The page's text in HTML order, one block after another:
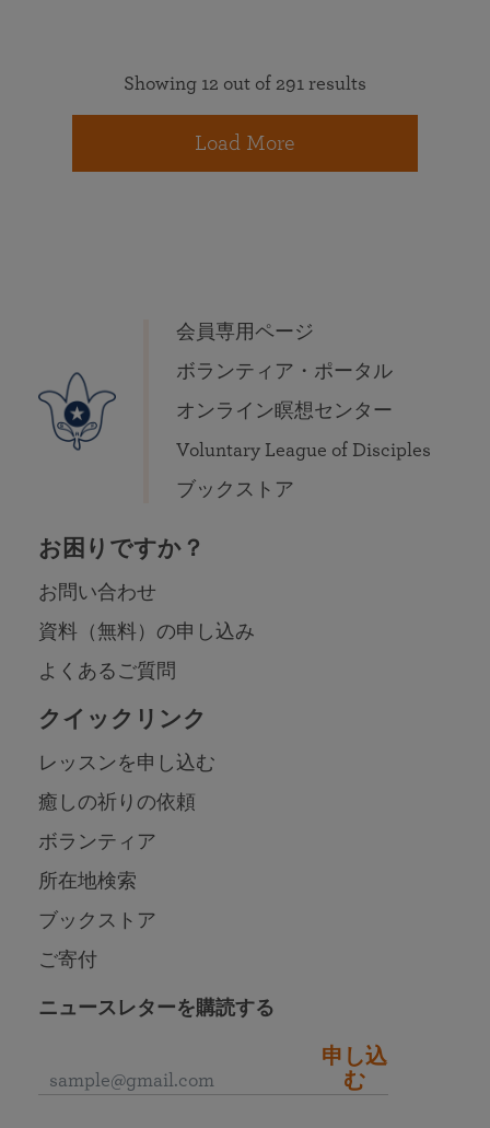
Showing 12 out of 291 results
Load More
会員専用ページ
ボランティア・ポータル
オンライン瞑想センター
Voluntary League of Disciples
ブックストア
お困りですか？
お問い合わせ
資料（無料）の申し込み
よくあるご質問
クイックリンク
レッスンを申し込む
癒しの祈りの依頼
ボランティア
所在地検索
ブックストア
ご寄付
ニュースレターを購読する
申し込
む